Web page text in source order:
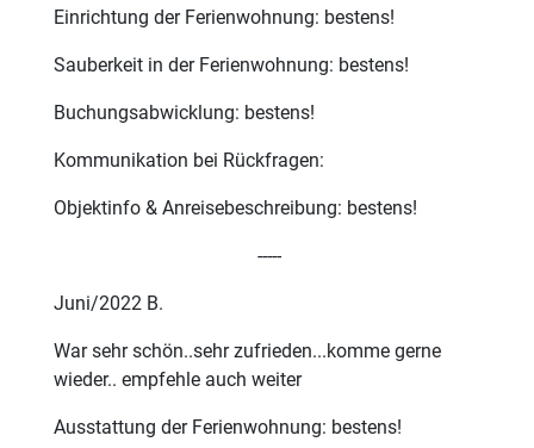
Einrichtung der Ferienwohnung: bestens!
Sauberkeit in der Ferienwohnung: bestens!
Buchungsabwicklung: bestens!
Kommunikation bei Rückfragen:
Objektinfo & Anreisebeschreibung: bestens!
-----
Juni/2022 B.
War sehr schön..sehr zufrieden...komme gerne
wieder.. empfehle auch weiter
Ausstattung der Ferienwohnung: bestens!